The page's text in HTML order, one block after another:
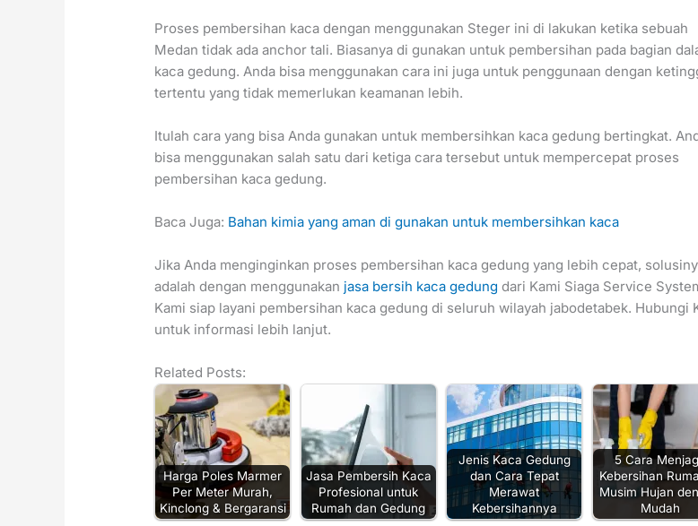
Proses pembersihan kaca dengan menggunakan Steger ini di lakukan ketika sebuah
Medan tidak ada anchor tali. Biasanya di gunakan untuk pembersihan pada bagian
kaca gedung. Anda bisa menggunakan cara ini juga untuk penggunaan dengan
tertentu yang tidak memerlukan keamanan lebih.
Itulah cara yang bisa Anda gunakan untuk membersihkan kaca gedung bertingkat.
bisa menggunakan salah satu dari ketiga cara tersebut untuk mempercepat proses
pembersihan kaca gedung.
Baca Juga: Bahan kimia yang aman di gunakan untuk membersihkan kaca
Jika Anda menginginkan proses pembersihan kaca gedung yang lebih cepat,
adalah dengan menggunakan jasa bersih kaca gedung dari Kami Siaga Service
Kami siap layani pembersihan kaca gedung di seluruh wilayah jabodetabek. Hubungi
untuk informasi lebih lanjut.
Related Posts:
Harga Poles Marmer
Per Meter Murah,
Kinclong & Bergaransi
Jasa Pembersih Kaca
Profesional untuk
Rumah dan Gedung
Jenis Kaca Gedung
dan Cara Tepat
Merawat
Kebersihannya
5 Cara
Kebersihan
Musim Hujan
Mudah